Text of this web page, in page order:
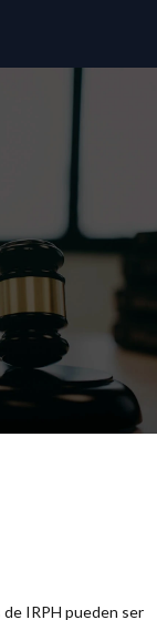
de IRPH pueden ser